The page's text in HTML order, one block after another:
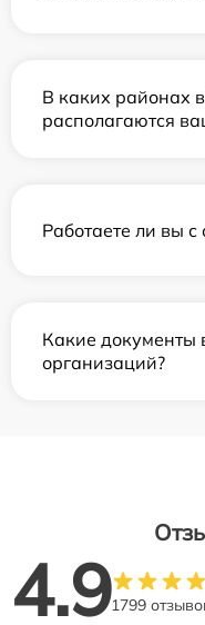
В каких районах
располагаются
Работаете ли вы
Какие документы
организаций?
4.91799